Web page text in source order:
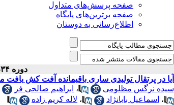
صفحه پرسش‌های متداول
صفحه برترین‌های پایگاه
اطلاع‌رسانی به دوستان
دوره ۳۴، شماره ۲۳۶ - ( شهریور ۱۴۰۳ )
آیا در پرتقال تولیدی ساری باقیمانده آفت کش
سیده نرگس مظلومی
، ابراهیم صالحی فر
، اسماعیل بابانژاد ، لاله کریم زاده